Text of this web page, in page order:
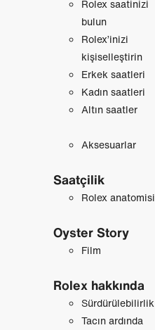
Rolex saatinizi
bulun
Rolex’inizi
kişiselleştirin
Erkek saatleri
Kadın saatleri
Altın saatler
Aksesuarlar
Saatçilik
Rolex anatomisi
Oyster Story
Film
Rolex hakkında
Sürdürülebilirlik
Tacın ardında